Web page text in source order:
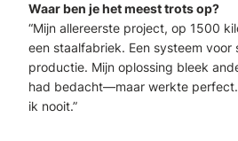
Waar ben je het meest trots op?
“Mijn allereerste project, op 1500
een staalfabriek. Een systeem voor
productie. Mijn oplossing bleek
had bedacht—maar werkte
ik nooit.”